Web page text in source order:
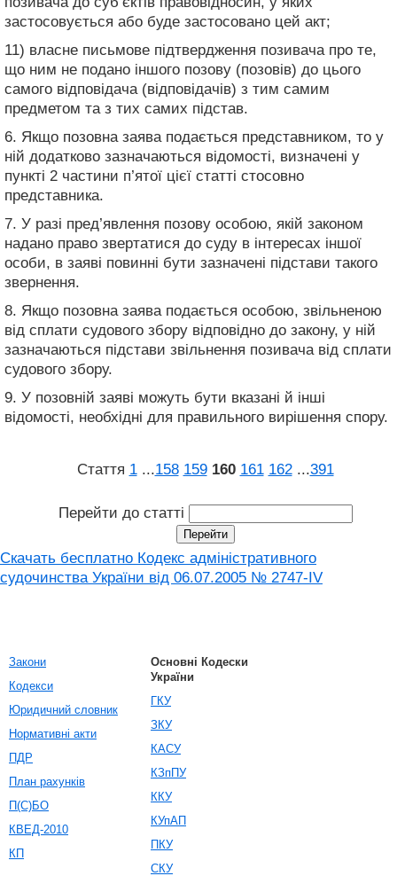
застосовується або буде застосовано цей акт;
11) власне письмове підтвердження позивача про те,
що ним не подано іншого позову (позовів) до цього
самого відповідача (відповідачів) з тим самим
предметом та з тих самих підстав.
6. Якщо позовна заява подається представником, то у
ній додатково зазначаються відомості, визначені у
пункті 2 частини п’ятої цієї статті стосовно
представника.
7. У разі пред’явлення позову особою, якій законом
надано право звертатися до суду в інтересах іншої
особи, в заяві повинні бути зазначені підстави такого
звернення.
8. Якщо позовна заява подається особою, звільненою
від сплати судового збору відповідно до закону, у ній
зазначаються підстави звільнення позивача від сплати
судового збору.
9. У позовній заяві можуть бути вказані й інші
відомості, необхідні для правильного вирішення спору.
Стаття 1 ...158 159 160 161 162 ...391
Перейти до статті
Скачать бесплатно Кодекс адміністративного
судочинства України від 06.07.2005 № 2747-IV
Закони
Кодекси
Юридичний словник
Нормативні акти
ПДР
План рахунків
П(С)БО
КВЕД-2010
КП
Основні Кодески
України
ГКУ
ЗКУ
КАСУ
КЗпПУ
ККУ
КУпАП
ПКУ
СКУ